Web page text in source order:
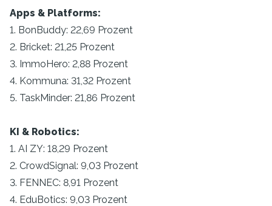
Apps & Platforms:
1. BonBuddy: 22,69 Prozent
2. Bricket: 21,25 Prozent
3. ImmoHero: 2,88 Prozent
4. Kommuna: 31,32 Prozent
5. TaskMinder: 21,86 Prozent
KI & Robotics:
1. AI ZY: 18,29 Prozent
2. CrowdSignal: 9,03 Prozent
3. FENNEC: 8,91 Prozent
4. EduBotics: 9,03 Prozent